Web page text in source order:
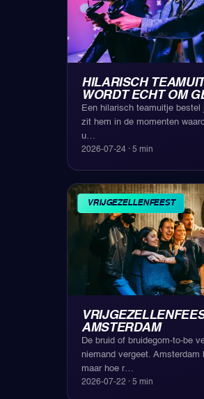
HILARISCH
WORDT ECHT OM
Een hilarisch teamuitje
zit hem in de momenten
u…
2026-07-24 · 5 min
VRIJGEZELLENFEEST
AMSTERDAM
De bruid of bruidegom-to-be
niemand vergeet. Amsterdam
maar hoe r…
2026-07-22 · 5 min